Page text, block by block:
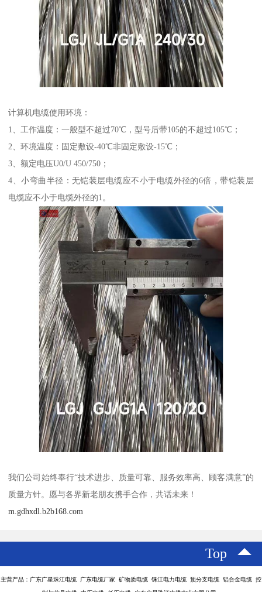
计算机电缆使用环境：
1、工作温度：一般型不超过70℃，型号后带105的不超过105℃；
2、环境温度：固定敷设-40℃非固定敷设-15℃；
3、额定电压U0/U 450/750；
4、小弯曲半径：无铠装层电缆应不小于电缆外径的6倍，带铠装层
电缆应不小于电缆外径的1。
我们公司始终奉行“技术进步、质量可靠、服务效率高、顾客满意”的
质量方针。愿与各界新老朋友携手合作，共话未来！
m.gdhxdl.b2b168.com
Top
主营产品：广东广星珠江电缆 广东电缆厂家 矿物质电缆 铢江电力电缆 预分支电缆 铝合金电缆 控